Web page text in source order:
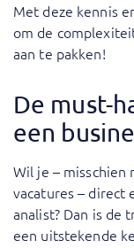
Met deze kennis
om de
aan te pakken!
De must-
een
Wil je – misschien
vacatures – direct
analist? Dan is de
een uitstekende